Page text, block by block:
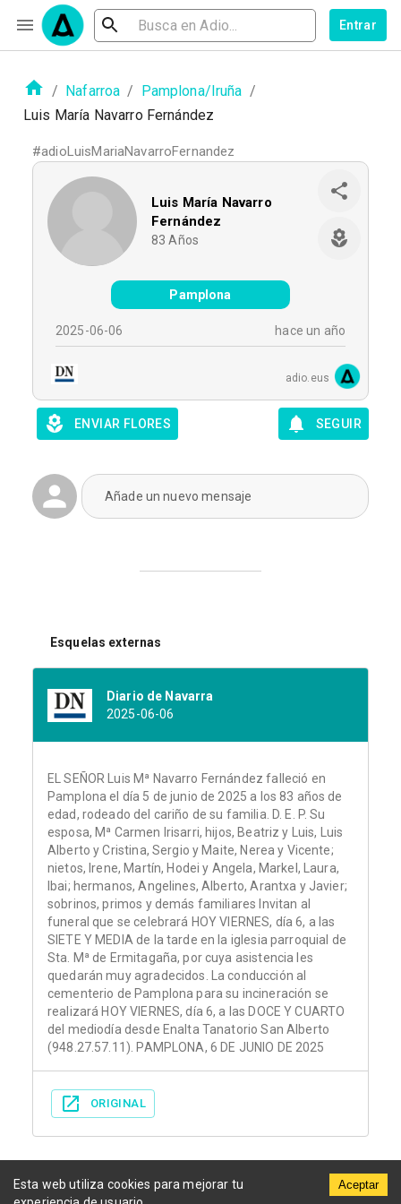
Entrar
/ Nafarroa / Pamplona/Iruña /
Luis María Navarro Fernández
#adioLuisMariaNavarroFernandez
Luis María Navarro
Fernández
83 Años
Pamplona
2025-06-06 hace un año
adio.eus
ENVIAR FLORES SEGUIR
Añade un nuevo mensaje
Esquelas externas
Diario de Navarra
2025-06-06
EL SEÑOR Luis Mª Navarro Fernández falleció en
Pamplona el día 5 de junio de 2025 a los 83 años de
edad, rodeado del cariño de su familia. D. E. P. Su
esposa, Mª Carmen Irisarri, hijos, Beatriz y Luis, Luis
Alberto y Cristina, Sergio y Maite, Nerea y Vicente;
nietos, Irene, Martín, Hodei y Angela, Markel, Laura,
Ibai; hermanos, Angelines, Alberto, Arantxa y Javier;
sobrinos, primos y demás familiares Invitan al
funeral que se celebrará HOY VIERNES, día 6, a las
SIETE Y MEDIA de la tarde en la iglesia parroquial de
Sta. Mª de Ermitagaña, por cuya asistencia les
quedarán muy agradecidos. La conducción al
cementerio de Pamplona para su incineración se
realizará HOY VIERNES, día 6, a las DOCE Y CUARTO
del mediodía desde Enalta Tanatorio San Alberto
(948.27.57.11). PAMPLONA, 6 DE JUNIO DE 2025
ORIGINAL
Esta web utiliza cookies para mejorar tu
Aceptar